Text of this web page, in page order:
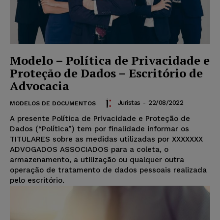
Modelo – Política de Privacidade e
Proteção de Dados – Escritório de
Advocacia
MODELOS DE DOCUMENTOS Juristas - 22/08/2022
A presente Política de Privacidade e Proteção de
Dados (“Política”) tem por finalidade informar os
TITULARES sobre as medidas utilizadas por XXXXXXX
ADVOGADOS ASSOCIADOS para a coleta, o
armazenamento, a utilização ou qualquer outra
operação de tratamento de dados pessoais realizada
pelo escritório.